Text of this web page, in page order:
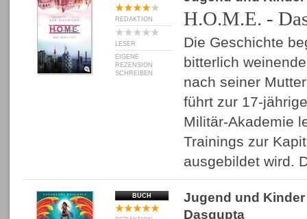
REDAKTION
LESER
EIGENE
REZENSION
SCHREIBEN
H.O.M.E. -
Die Geschichte
bitterlich
nach seiner
führt zur 17-
Militär-Akademie
Trainings zur
ausgebildet wird.
BUCH Jugend und Kinder
Dasgupta